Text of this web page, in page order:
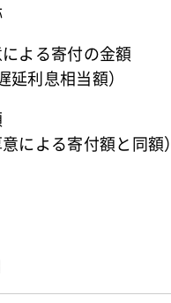
よる寄付の金額
延利息相当額）
による寄付額と同額）